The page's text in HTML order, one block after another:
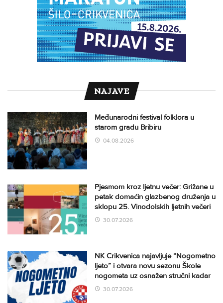
NAJAVE
Međunarodni festival folklora u
starom gradu Bribiru
04.08.2026
Pjesmom kroz ljetnu večer: Grižane u
petak domaćin glazbenog druženja u
sklopu 25. Vinodolskih ljetnih večeri
30.07.2026
NK Crikvenica najavljuje “Nogometno
ljeto” i otvara novu sezonu Škole
nogometa uz osnažen stručni kadar
30.07.2026